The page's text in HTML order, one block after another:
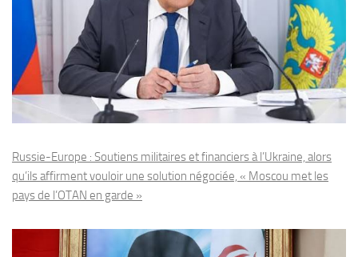
Russie-Europe : Soutiens militaires et financiers à l’Ukraine, alors
qu’ils affirment vouloir une solution négociée, « Moscou met les
pays de l’OTAN en garde »